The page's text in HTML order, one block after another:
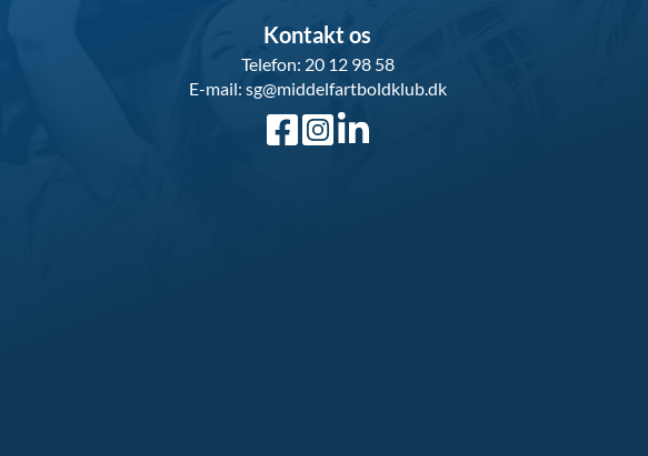
Kontakt os
Telefon: 20 12 98 58
E-mail: sg@middelfartboldklub.dk